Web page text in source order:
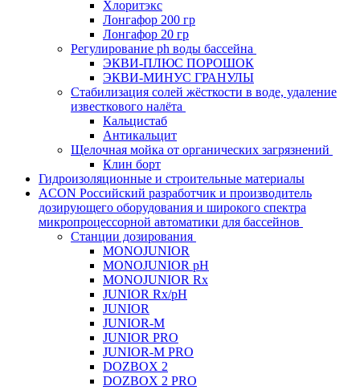
Хлоритэкс
Лонгафор 200 гр
Лонгафор 20 гр
Регулирование ph воды бассейна
ЭКВИ-ПЛЮС ПОРОШОК
ЭКВИ-МИНУС ГРАНУЛЫ
Стабилизация солей жёсткости в воде, удаление
известкового налёта
Кальцистаб
Антикальцит
Щелочная мойка от органических загрязнений
Клин борт
Гидроизоляционные и строительные материалы
ACON Российский разработчик и производитель
дозирующего оборудования и широкого спектра
микропроцессорной автоматики для бассейнов
Станции дозирования
MONOJUNIOR
MONOJUNIOR pH
MONOJUNIOR Rx
JUNIOR Rx/pH
JUNIOR
JUNIOR-M
JUNIOR PRO
JUNIOR-M PRO
DOZBOX 2
DOZBOX 2 PRO